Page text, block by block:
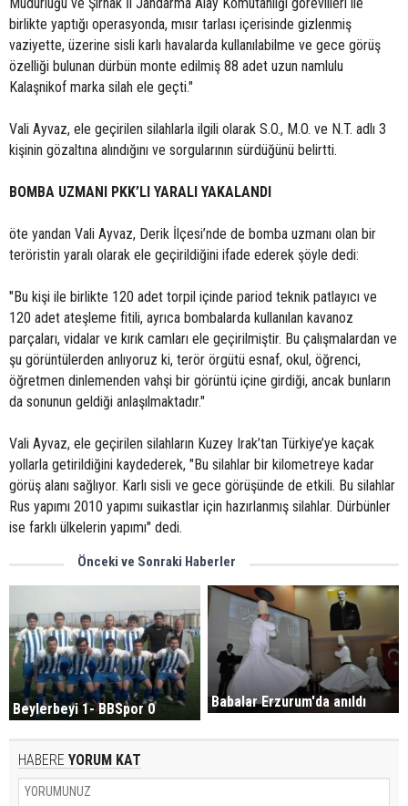
birlikte yaptığı operasyonda, mısır tarlası içerisinde gizlenmiş
vaziyette, üzerine sisli karlı havalarda kullanılabilme ve gece görüş
özelliği bulunan dürbün monte edilmiş 88 adet uzun namlulu
Kalaşnikof marka silah ele geçti."
Vali Ayvaz, ele geçirilen silahlarla ilgili olarak S.O., M.O. ve N.T. adlı 3
kişinin gözaltına alındığını ve sorgularının sürdüğünü belirtti.
BOMBA UZMANI PKK’LI YARALI YAKALANDI
öte yandan Vali Ayvaz, Derik İlçesi’nde de bomba uzmanı olan bir
teröristin yaralı olarak ele geçirildiğini ifade ederek şöyle dedi:
"Bu kişi ile birlikte 120 adet torpil içinde pariod teknik patlayıcı ve
120 adet ateşleme fitili, ayrıca bombalarda kullanılan kavanoz
parçaları, vidalar ve kırık camları ele geçirilmiştir. Bu çalışmalardan ve
şu görüntülerden anlıyoruz ki, terör örgütü esnaf, okul, öğrenci,
öğretmen dinlemenden vahşi bir görüntü içine girdiği, ancak bunların
da sonunun geldiği anlaşılmaktadır."
Vali Ayvaz, ele geçirilen silahların Kuzey Irak’tan Türkiye’ye kaçak
yollarla getirildiğini kaydederek, "Bu silahlar bir kilometreye kadar
görüş alanı sağlıyor. Karlı sisli ve gece görüşünde de etkili. Bu silahlar
Rus yapımı 2010 yapımı suikastlar için hazırlanmış silahlar. Dürbünler
ise farklı ülkelerin yapımı" dedi.
Önceki ve Sonraki Haberler
Beylerbeyi 1- BBSpor 0 Babalar Erzurum'da anıldı
HABERE YORUM KAT